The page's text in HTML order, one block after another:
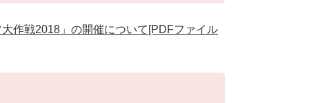
作戦2018」の開催について[PDFファイル